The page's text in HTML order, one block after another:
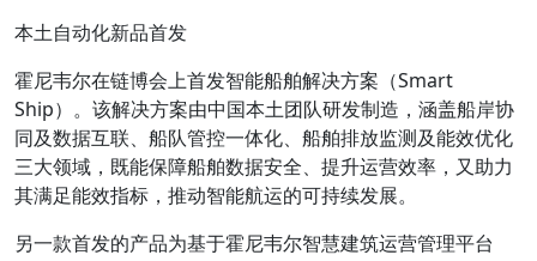
本土自动化新品首发
霍尼韦尔在链博会上首发智能船舶解决方案（Smart
Ship）。该解决方案由中国本土团队研发制造，涵盖船岸协
同及数据互联、船队管控一体化、船舶排放监测及能效优化
三大领域，既能保障船舶数据安全、提升运营效率，又助力
其满足能效指标，推动智能航运的可持续发展。
另一款首发的产品为基于霍尼韦尔智慧建筑运营管理平台